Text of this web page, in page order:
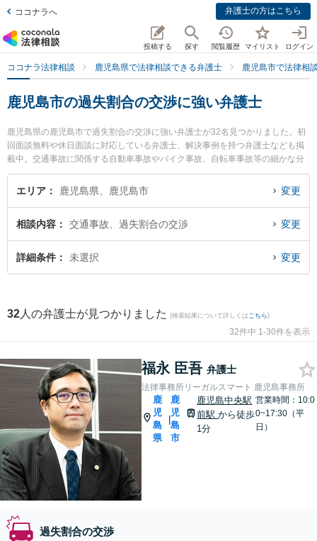
ココナラへ 弁護士の方はこちら
投稿する 探す 閲覧履歴 マイリスト ログイン
ココナラ法律相談 鹿児島県で法律相談できる弁護士 鹿児島市で法律相
鹿児島市の過失割合の交渉に強い弁護士
鹿児島県の鹿児島市で過失割合の交渉に強い弁護士が32名見つかりました。初
回面談無料や休日面談に対応している弁護士、解決事例を持つ弁護士なども掲
載中。交通事故に関係する自動車事故やバイク事故、自転車事故等の細かな分
野での絞り込み検索もでき便利です。特に法律事務所リーガルスマート 鹿児島
事務所の福永 臣吾弁護士や髙橋総合法律事務所の髙橋 昭広弁護士、弁護士法人
合の交渉のトラブルを今すぐに弁護士に相談したい』『過失割合の交渉のトラ
ブル解決の実績豊富な近くの弁護士を検索したい』『初回相談無料で過失割合
の交渉を法律相談できる鹿児島市内の弁護士に相談予約したい』などでお困り
エリア 鹿児島県、鹿児島市 変更
相談内容 交通事故、過失割合の交渉 変更
詳細条件 未選択 変更
32 人の弁護士が見つかりました (検索結果について詳しくは こちら)
32件中 1-30件を表示
福永 臣吾 弁護士
法律事務所リーガルスマート 鹿児島事務所
鹿
児
島
県
|
鹿
児
島
市
鹿児島中央駅
前駅から徒歩
1分
営業時間：10:0
0~17:30（平
日）
過失割合の交渉